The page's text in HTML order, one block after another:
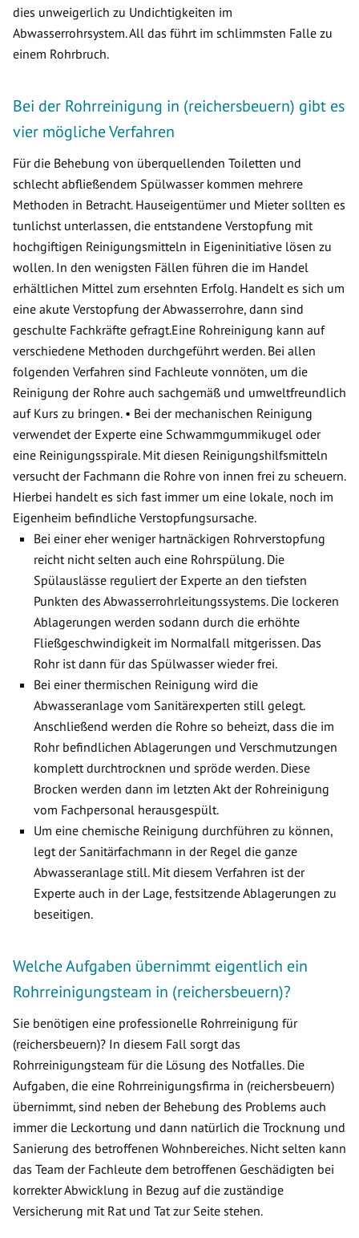
dies unweigerlich zu Undichtigkeiten im
Abwasserrohrsystem. All das führt im schlimmsten Falle zu
einem Rohrbruch.
Bei der Rohrreinigung in (reichersbeuern) gibt es
vier mögliche Verfahren
Für die Behebung von überquellenden Toiletten und
schlecht abfließendem Spülwasser kommen mehrere
Methoden in Betracht. Hauseigentümer und Mieter sollten es
tunlichst unterlassen, die entstandene Verstopfung mit
hochgiftigen Reinigungsmitteln in Eigeninitiative lösen zu
wollen. In den wenigsten Fällen führen die im Handel
erhältlichen Mittel zum ersehnten Erfolg. Handelt es sich um
eine akute Verstopfung der Abwasserrohre, dann sind
geschulte Fachkräfte gefragt.Eine Rohreinigung kann auf
verschiedene Methoden durchgeführt werden. Bei allen
folgenden Verfahren sind Fachleute vonnöten, um die
Reinigung der Rohre auch sachgemäß und umweltfreundlich
auf Kurs zu bringen. • Bei der mechanischen Reinigung
verwendet der Experte eine Schwammgummikugel oder
eine Reinigungsspirale. Mit diesen Reinigungshilfsmitteln
versucht der Fachmann die Rohre von innen frei zu scheuern.
Hierbei handelt es sich fast immer um eine lokale, noch im
Eigenheim befindliche Verstopfungsursache.
Bei einer eher weniger hartnäckigen Rohrverstopfung
reicht nicht selten auch eine Rohrspülung. Die
Spülauslässe reguliert der Experte an den tiefsten
Punkten des Abwasserrohrleitungssystems. Die lockeren
Ablagerungen werden sodann durch die erhöhte
Fließgeschwindigkeit im Normalfall mitgerissen. Das
Rohr ist dann für das Spülwasser wieder frei.
Bei einer thermischen Reinigung wird die
Abwasseranlage vom Sanitärexperten still gelegt.
Anschließend werden die Rohre so beheizt, dass die im
Rohr befindlichen Ablagerungen und Verschmutzungen
komplett durchtrocknen und spröde werden. Diese
Brocken werden dann im letzten Akt der Rohreinigung
vom Fachpersonal herausgespült.
Um eine chemische Reinigung durchführen zu können,
legt der Sanitärfachmann in der Regel die ganze
Abwasseranlage still. Mit diesem Verfahren ist der
Experte auch in der Lage, festsitzende Ablagerungen zu
beseitigen.
Welche Aufgaben übernimmt eigentlich ein
Rohrreinigungsteam in (reichersbeuern)?
Sie benötigen eine professionelle Rohrreinigung für
(reichersbeuern)? In diesem Fall sorgt das
Rohrreinigungsteam für die Lösung des Notfalles. Die
Aufgaben, die eine Rohrreinigungsfirma in (reichersbeuern)
übernimmt, sind neben der Behebung des Problems auch
immer die Leckortung und dann natürlich die Trocknung und
Sanierung des betroffenen Wohnbereiches. Nicht selten kann
das Team der Fachleute dem betroffenen Geschädigten bei
korrekter Abwicklung in Bezug auf die zuständige
Versicherung mit Rat und Tat zur Seite stehen.